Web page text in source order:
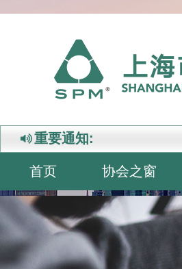
重要通知:
首页 协会之窗